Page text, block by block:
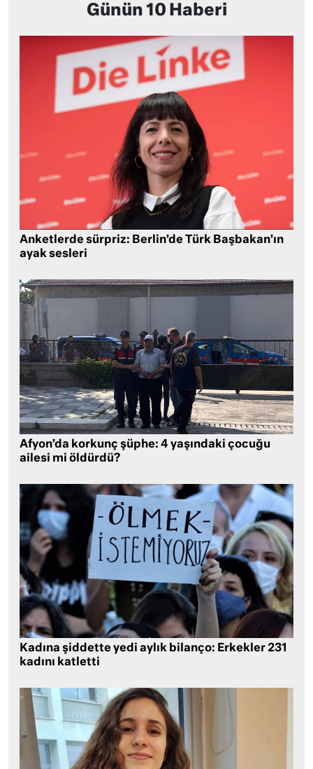
Günün 10 Haberi
Anketlerde sürpriz: Berlin’de Türk Başbakan’ın
ayak sesleri
Afyon’da korkunç şüphe: 4 yaşındaki çocuğu
ailesi mi öldürdü?
Kadına şiddette yedi aylık bilanço: Erkekler 231
kadını katletti